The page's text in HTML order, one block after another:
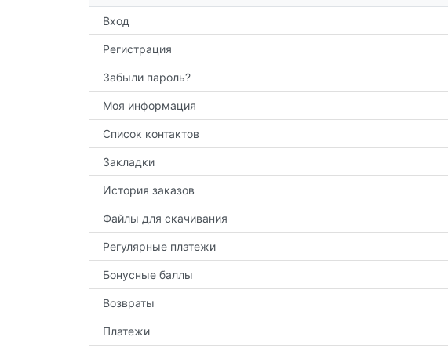
Вход
Регистрация
Забыли пароль?
Моя информация
Список контактов
Закладки
История заказов
Файлы для скачивания
Регулярные платежи
Бонусные баллы
Возвраты
Платежи